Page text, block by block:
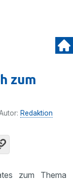
zum
Redaktion
zum Thema